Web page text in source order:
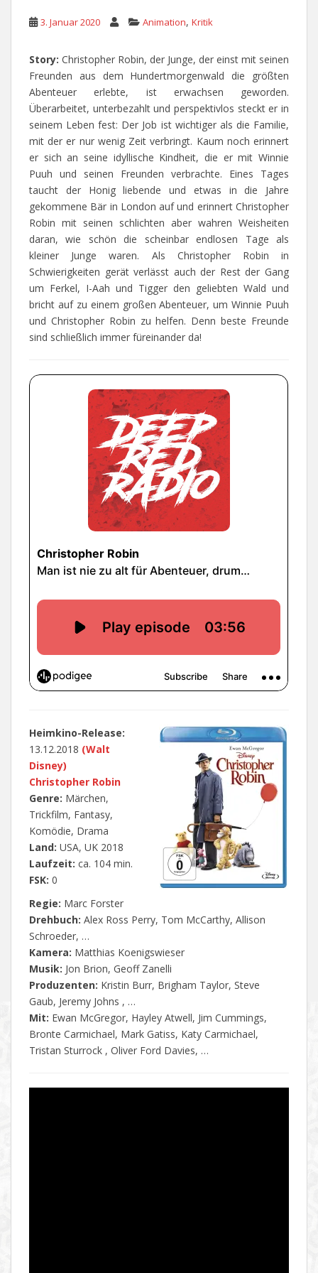
3. Januar 2020 Animation, Kritik
Story: Christopher Robin, der Junge, der einst mit seinen
Freunden aus dem Hundertmorgenwald die größten
Abenteuer erlebte, ist erwachsen geworden.
Überarbeitet, unterbezahlt und perspektivlos steckt er in
seinem Leben fest: Der Job ist wichtiger als die Familie,
mit der er nur wenig Zeit verbringt. Kaum noch erinnert
er sich an seine idyllische Kindheit, die er mit Winnie
Puuh und seinen Freunden verbrachte. Eines Tages
taucht der Honig liebende und etwas in die Jahre
gekommene Bär in London auf und erinnert Christopher
Robin mit seinen schlichten aber wahren Weisheiten
daran, wie schön die scheinbar endlosen Tage als
kleiner Junge waren. Als Christopher Robin in
Schwierigkeiten gerät verlässt auch der Rest der Gang
um Ferkel, I-Aah und Tigger den geliebten Wald und
bricht auf zu einem großen Abenteuer, um Winnie Puuh
und Christopher Robin zu helfen. Denn beste Freunde
sind schließlich immer füreinander da!
Heimkino-Release:
13.12.2018 (Walt
Disney)
Christopher Robin
Genre: Märchen,
Trickfilm, Fantasy,
Komödie, Drama
Land: USA, UK 2018
Laufzeit: ca. 104 min.
FSK: 0
Regie: Marc Forster
Drehbuch: Alex Ross Perry, Tom McCarthy, Allison
Schroeder, …
Kamera: Matthias Koenigswieser
Musik: Jon Brion, Geoff Zanelli
Produzenten: Kristin Burr, Brigham Taylor, Steve
Gaub, Jeremy Johns , …
Mit: Ewan McGregor, Hayley Atwell, Jim Cummings,
Bronte Carmichael, Mark Gatiss, Katy Carmichael,
Tristan Sturrock , Oliver Ford Davies, …